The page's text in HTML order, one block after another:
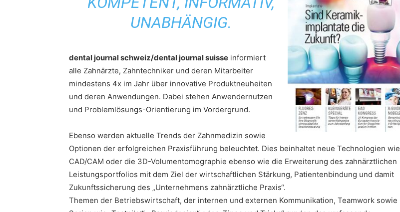
UNABHÄNGIG.
dental journal schweiz/dental journal suisse informiert
alle Zahnärzte, Zahntechniker und deren Mitarbeiter
mindestens 4x im Jahr über innovative Produktneuheiten
und deren Anwendungen. Dabei stehen Anwendernutzen
und Problemlösungs-Orientierung im Vordergrund.
Ebenso werden aktuelle Trends der Zahnmedizin sowie
Optionen der erfolgreichen Praxisführung beleuchtet. Dies beinhaltet neue Technologien wie
CAD/CAM oder die 3D-Volumentomographie ebenso wie die Erweiterung des zahnärztlichen
Leistungsportfolios mit dem Ziel der wirtschaftlichen Stärkung, Patientenbindung und damit
Zukunftssicherung des „Unternehmens zahnärztliche Praxis“.
Themen der Betriebswirtschaft, der internen und externen Kommunikation, Teamwork sowie